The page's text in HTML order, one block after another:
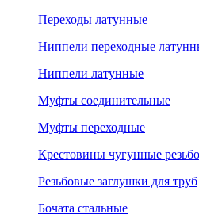
Переходы латунные
Ниппели переходные
Ниппели латунные
Муфты соединительные
Муфты переходные
Крестовины чугунные
Резьбовые заглушки для труб
Бочата стальные